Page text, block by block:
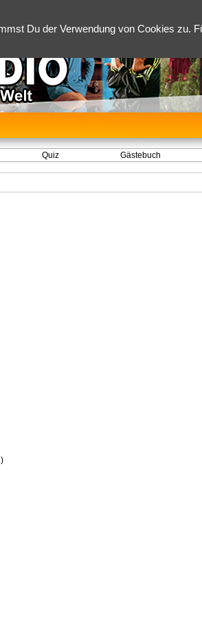
Du der Verwendung von Cookies zu.
Quiz Gästebuch